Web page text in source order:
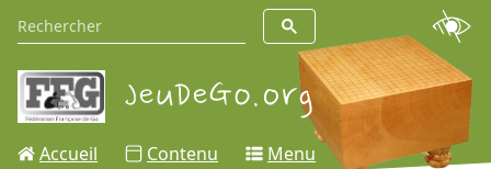
Accueil Contenu Menu